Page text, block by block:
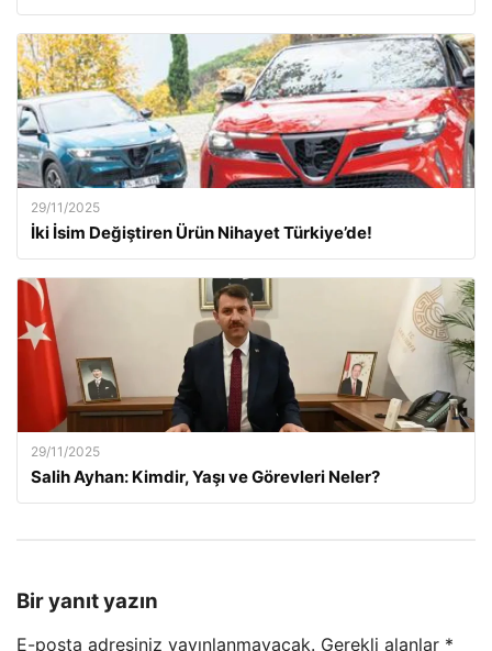
29/11/2025
İki İsim Değiştiren Ürün Nihayet Türkiye’de!
29/11/2025
Salih Ayhan: Kimdir, Yaşı ve Görevleri Neler?
Bir yanıt yazın
E-posta adresiniz yayınlanmayacak. Gerekli alanlar *